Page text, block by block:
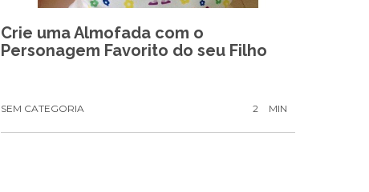
Crie uma Almofada com o
Personagem Favorito do seu Filho
SEM CATEGORIA 2 MIN